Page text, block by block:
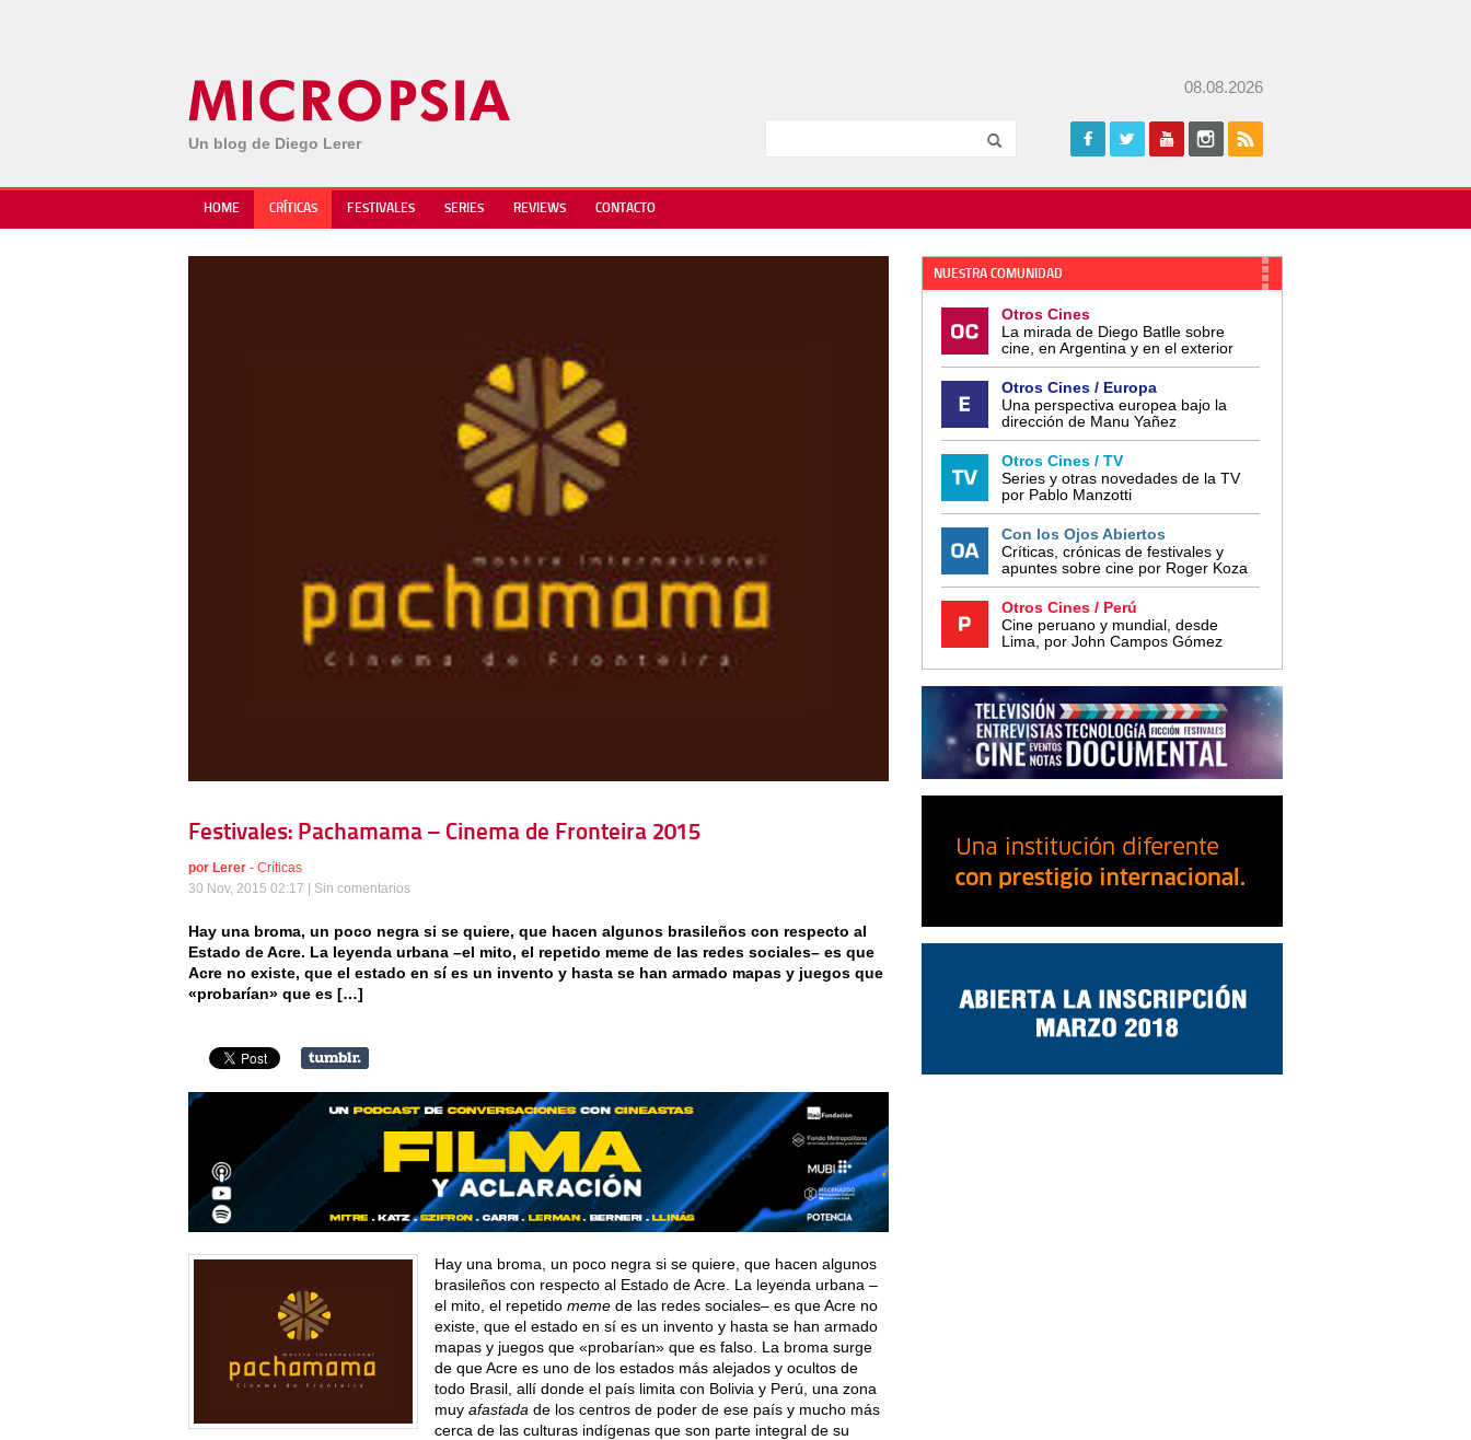
Un blog de Diego Lerer
08.08.2026
HOME CRÍTICAS FESTIVALES SERIES REVIEWS CONTACTO
Festivales: Pachamama – Cinema de Fronteira 2015
por Lerer - Críticas
30 Nov, 2015 02:17 | Sin comentarios
Hay una broma, un poco negra si se quiere, que hacen algunos brasileños con respecto al
Estado de Acre. La leyenda urbana –el mito, el repetido meme de las redes sociales– es que
Acre no existe, que el estado en sí es un invento y hasta se han armado mapas y juegos que
«probarían» que es […]
Hay una broma, un poco negra si se quiere, que hacen algunos
brasileños con respecto al Estado de Acre. La leyenda urbana –
el mito, el repetido meme de las redes sociales– es que Acre no
existe, que el estado en sí es un invento y hasta se han armado
mapas y juegos que «probarían» que es falso. La broma surge
de que Acre es uno de los estados más alejados y ocultos de
todo Brasil, allí donde el país limita con Bolivia y Perú, una zona
muy afastada de los centros de poder de ese país y mucho más
cerca de las culturas indígenas que son parte integral de su
NUESTRA COMUNIDAD
Otros Cines
La mirada de Diego Batlle sobre
cine, en Argentina y en el exterior
Otros Cines / Europa
Una perspectiva europea bajo la
dirección de Manu Yañez
Otros Cines / TV
Series y otras novedades de la TV
por Pablo Manzotti
Con los Ojos Abiertos
Críticas, crónicas de festivales y
apuntes sobre cine por Roger Koza
Otros Cines / Perú
Cine peruano y mundial, desde
Lima, por John Campos Gómez